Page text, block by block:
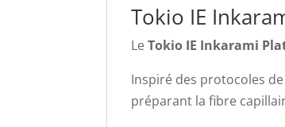
Tokio IE
LeTokio IE Inkarami
Inspiré des protocoles
préparant la fibre